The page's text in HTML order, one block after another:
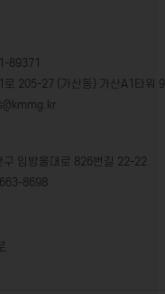
89371
로 205-27 (가산동) 가산A1타워
구 임방울대로 826번길 22-22
8698